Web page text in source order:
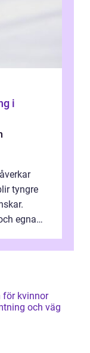
i
tyngre
egna
för kvinnor
och väg